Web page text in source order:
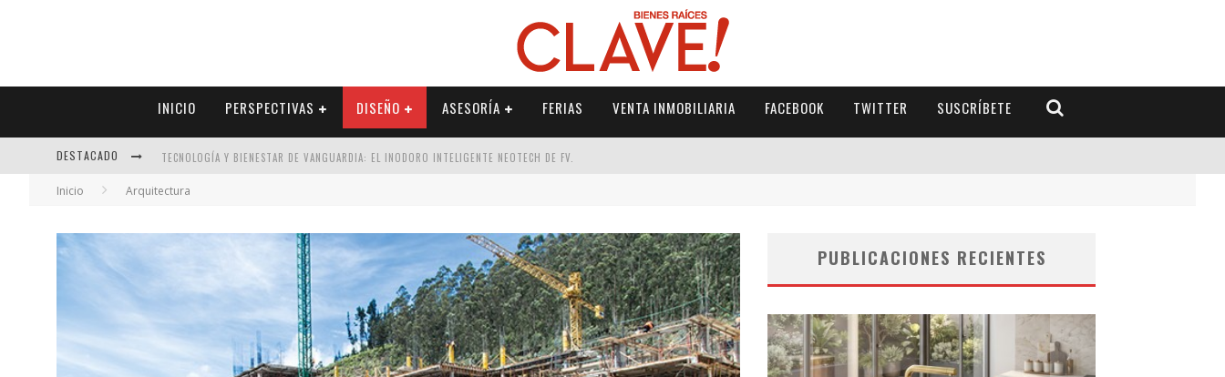
INICIO PERSPECTIVAS DISEÑO ASESORÍA FERIAS VENTA INMOBILIARIA FACEBOOK TWITTER SUSCRÍBETE
DESTACADO TECNOLOGÍA Y BIENESTAR DE VANGUARDIA: EL INODORO INTELIGENTE NEOTECH DE FV.
SECTOR INMOBILIARIO – RECUPERACIÓN A PASO FIRME
ALEXANDRA BEDOYA – LA CONSTANCIA DETRÁS DE LA PALETERÍA
EL DESPERTAR DE LA CALIDEZ: ACABADOS DORADOS DE FV PARA ELEVAR TU ESPACIO
Inicio Arquitectura
PUBLICACIONES RECIENTES